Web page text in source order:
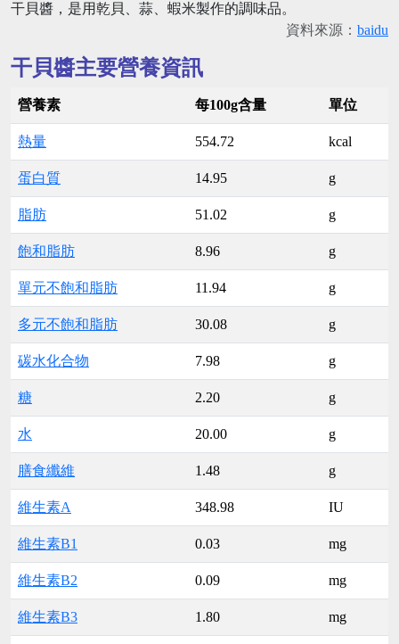
干貝醬，是用乾貝、蒜、蝦米製作的調味品。
資料來源： baidu
干貝醬主要營養資訊
營養素 每100g含量 單位
熱量 554.72 kcal
蛋白質 14.95 g
脂肪 51.02 g
飽和脂肪 8.96 g
單元不飽和脂肪 11.94 g
多元不飽和脂肪 30.08 g
碳水化合物 7.98 g
糖 2.20 g
水 20.00 g
膳食纖維 1.48 g
維生素A 348.98 IU
維生素B1 0.03 mg
維生素B2 0.09 mg
維生素B3 1.80 mg